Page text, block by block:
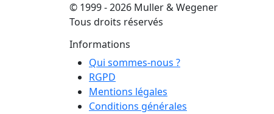
© 1999 - 2026 Muller & Wegener
Tous droits réservés
Informations
Qui sommes-nous ?
RGPD
Mentions légales
Conditions générales